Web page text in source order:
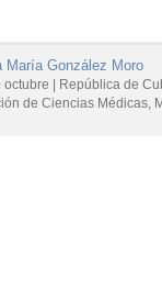
María González Moro
octubre
República de
de Ciencias Médicas,